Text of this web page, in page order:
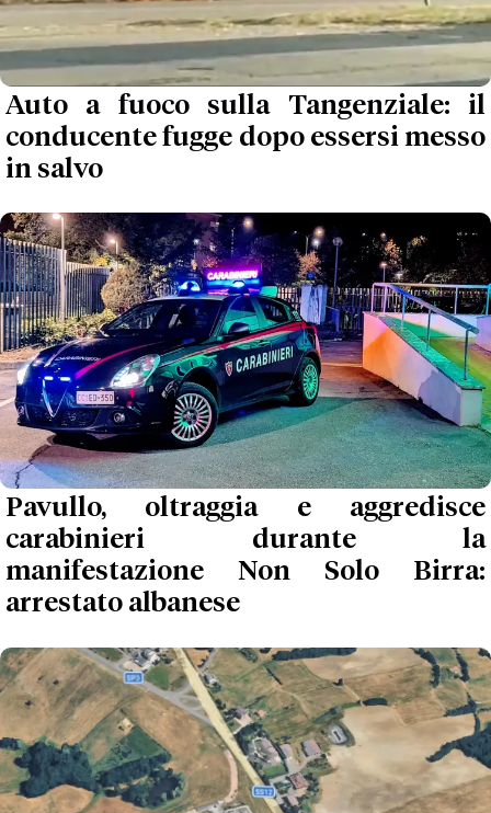
Auto a fuoco sulla Tangenziale: il
conducente fugge dopo essersi messo
in salvo
Pavullo, oltraggia e aggredisce
carabinieri durante la
manifestazione Non Solo Birra:
arrestato albanese